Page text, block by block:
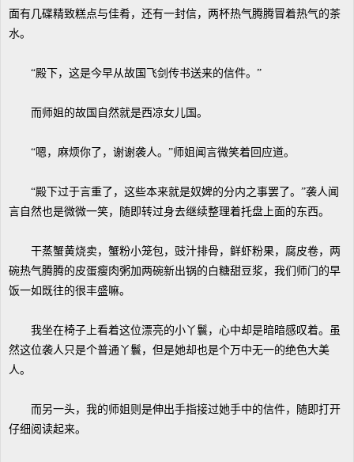
面有几碟精致糕点与佳肴，还有一封信，两杯热气腾腾冒着热气的茶
水。
“殿下，这是今早从故国飞剑传书送来的信件。”
而师姐的故国自然就是西凉女儿国。
“嗯，麻烦你了，谢谢袭人。”师姐闻言微笑着回应道。
“殿下过于言重了，这些本来就是奴婢的分内之事罢了。”袭人闻
言自然也是微微一笑，随即转过身去继续整理着托盘上面的东西。
干蒸蟹黄烧卖，蟹粉小笼包，豉汁排骨，鲜虾粉果，腐皮卷，两
碗热气腾腾的皮蛋瘦肉粥加两碗新出锅的白糖甜豆浆，我们师门的早
饭一如既往的很丰盛嘛。
我坐在椅子上看着这位漂亮的小丫鬟，心中却是暗暗感叹着。虽
然这位袭人只是个普通丫鬟，但是她却也是个万中无一的绝色大美
人。
而另一头，我的师姐则是伸出手指接过她手中的信件，随即打开
仔细阅读起来。